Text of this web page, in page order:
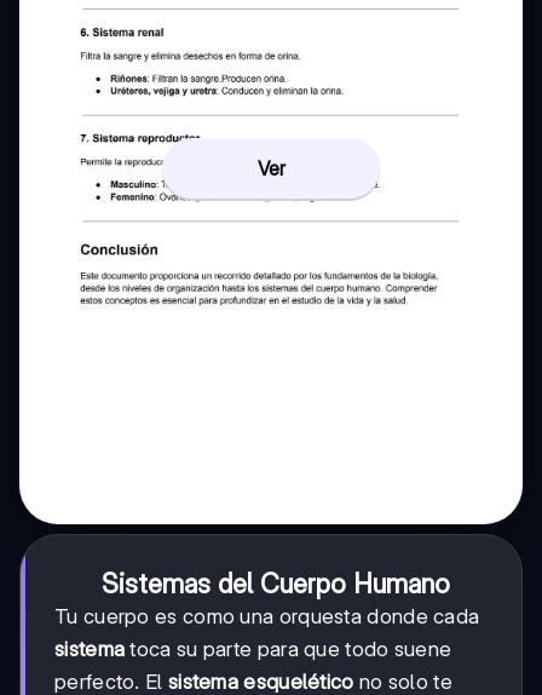
Ver
Sistemas del Cuerpo Humano
Tu cuerpo es como una orquesta donde cada
sistema toca su parte para que todo suene
perfecto. El sistema esquelético no solo te